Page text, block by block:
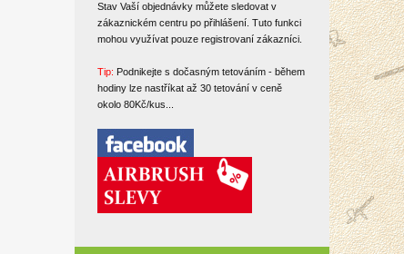
Stav Vaší objednávky můžete sledovat v
zákaznickém centru po přihlášení. Tuto funkci
mohou využívat pouze registrovaní zákazníci.
Tip: Podnikejte s dočasným tetováním - během
hodiny lze nastříkat až 30 tetování v ceně
okolo 80Kč/kus...